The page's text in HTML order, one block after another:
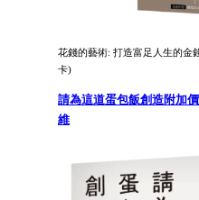
花錢的藝術: 打造富足人生的金
卡)
請為這道蛋包飯創造附加
維